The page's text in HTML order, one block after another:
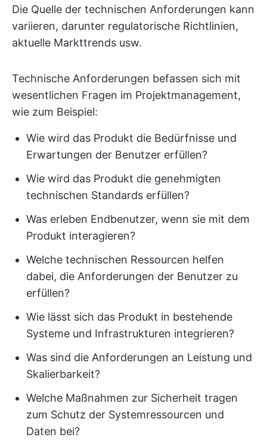
Die Quelle der technischen Anforderungen kann
variieren, darunter regulatorische Richtlinien,
aktuelle Markttrends usw.
Technische Anforderungen befassen sich mit
wesentlichen Fragen im Projektmanagement,
wie zum Beispiel:
Wie wird das Produkt die Bedürfnisse und
Erwartungen der Benutzer erfüllen?
Wie wird das Produkt die genehmigten
technischen Standards erfüllen?
Was erleben Endbenutzer, wenn sie mit dem
Produkt interagieren?
Welche technischen Ressourcen helfen
dabei, die Anforderungen der Benutzer zu
erfüllen?
Wie lässt sich das Produkt in bestehende
Systeme und Infrastrukturen integrieren?
Was sind die Anforderungen an Leistung und
Skalierbarkeit?
Welche Maßnahmen zur Sicherheit tragen
zum Schutz der Systemressourcen und
Daten bei?